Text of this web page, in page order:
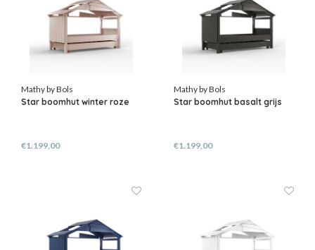
Mathy by Bols
Star boomhut winter roze
€1.199,00
Mathy by Bols
Star boomhut basalt grijs
€1.199,00